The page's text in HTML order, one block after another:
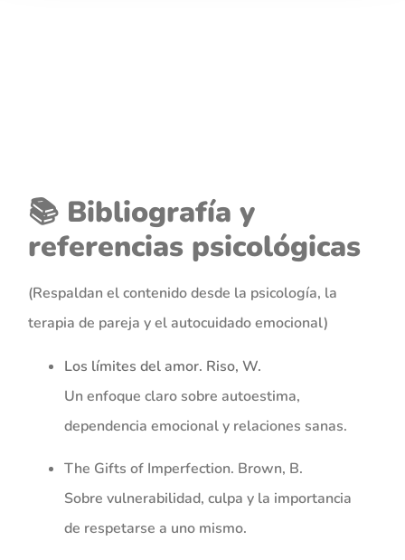
📚 Bibliografía y
referencias psicológicas
(Respaldan el contenido desde la psicología, la
terapia de pareja y el autocuidado emocional)
Los límites del amor. Riso, W.
Un enfoque claro sobre autoestima,
dependencia emocional y relaciones sanas.
The Gifts of Imperfection. Brown, B.
Sobre vulnerabilidad, culpa y la importancia
de respetarse a uno mismo.